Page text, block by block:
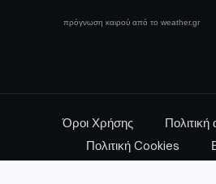
πρόγνωση καιρού από το weather.gr
Όροι Χρήσης
Πολιτική Cookies